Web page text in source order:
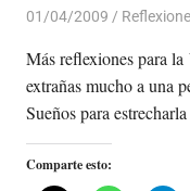
01/04/2009 Luis
Más reflexiones para
extrañas mucho a una
Sueños para estrecharla
Comparte esto: